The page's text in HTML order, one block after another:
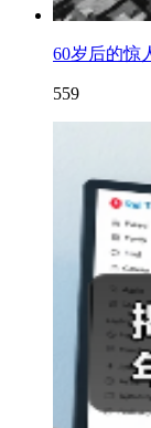
60岁后的惊
559